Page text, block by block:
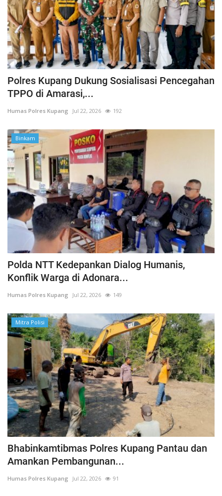
Polres Kupang Dukung Sosialisasi Pencegahan
TPPO di Amarasi,...
Humas Polres Kupang Jul 22, 2026 192
Binkam
Polda NTT Kedepankan Dialog Humanis,
Konflik Warga di Adonara...
Humas Polres Kupang Jul 22, 2026 149
Mitra Polisi
Bhabinkamtibmas Polres Kupang Pantau dan
Amankan Pembangunan...
Humas Polres Kupang Jul 22, 2026 91